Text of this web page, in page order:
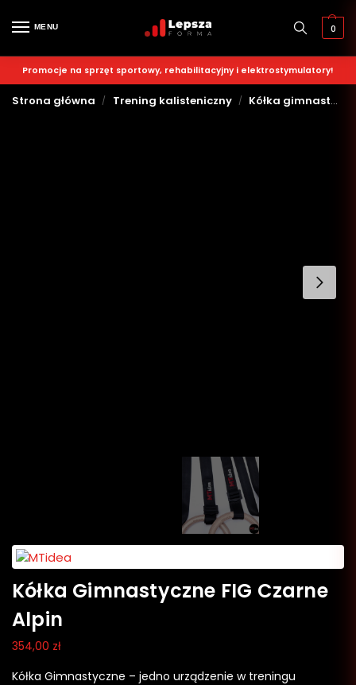
MENU 0
Promocje na sprzęt sportowy, rehabilitacyjny i elektrostymulatory!
Strona główna / Trening kalisteniczny / Kółka gimnastyczne
Kółka Gimnastyczne FIG Czarne
Alpin
354,00 zł
Kółka Gimnastyczne – jedno urządzenie w treningu